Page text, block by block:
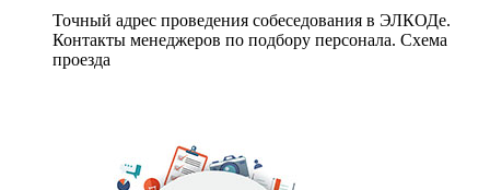
Точный адрес проведения собеседования в ЭЛКОДе.
Контакты менеджеров по подбору персонала. Схема
проезда